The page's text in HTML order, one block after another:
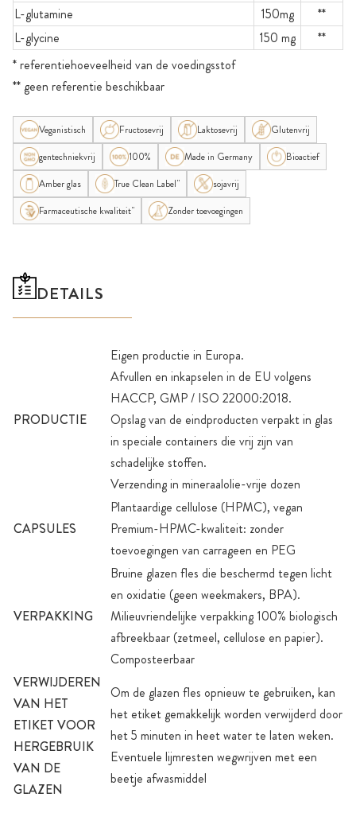
L-glutamine 150mg
**
L-glycine
150 mg
**
* referentiehoeveelheid van de voedingsstof
** geen referentie beschikbaar
Veganistisch Fructosevrij Laktosevrij
Glutenvrij
gentechniekvrij
100% Made in Germany
Bioactief
Amber glas
True Clean Label"
sojavrij
Farmaceutische kwaliteit"
Zonder toevoegingen
DETAILS
PRODUCTIE
Eigen productie in Europa.
Afvullen en inkapselen in de EU volgens
HACCP, GMP / ISO 22000:2018.
Opslag van de eindproducten verpakt in glas
in speciale containers die vrij zijn van
schadelijke stoffen.
Verzending in mineraalolie-vrije dozen
CAPSULES
Plantaardige cellulose (HPMC), vegan
Premium-HPMC-kwaliteit: zonder
toevoegingen van carrageen en PEG
VERPAKKING
Bruine glazen fles die beschermd tegen licht
en oxidatie (geen weekmakers, BPA).
Milieuvriendelijke verpakking 100% biologisch
afbreekbaar (zetmeel, cellulose en papier).
Composteerbaar
VERWIJDEREN
VAN HET
ETIKET VOOR
HERGEBRUIK
VAN DE
GLAZEN
Om de glazen fles opnieuw te gebruiken, kan
het etiket gemakkelijk worden verwijderd door
het 5 minuten in heet water te laten weken.
Eventuele lijmresten wegwrijven met een
beetje afwasmiddel